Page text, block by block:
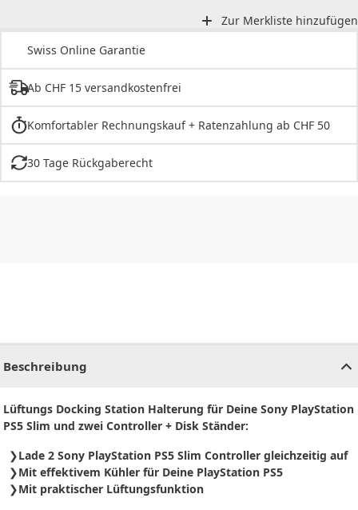
Zur Merkliste hinzufügen
Swiss Online Garantie
Ab CHF 15 versandkostenfrei
Komfortabler Rechnungskauf + Ratenzahlung ab CHF 50
30 Tage Rückgaberecht
Beschreibung
Lüftungs Docking Station Halterung für Deine Sony PlayStation
PS5 Slim und zwei Controller + Disk Ständer:
Lade 2 Sony PlayStation PS5 Slim Controller gleichzeitig auf
Mit effektivem Kühler für Deine PlayStation PS5
Mit praktischer Lüftungsfunktion